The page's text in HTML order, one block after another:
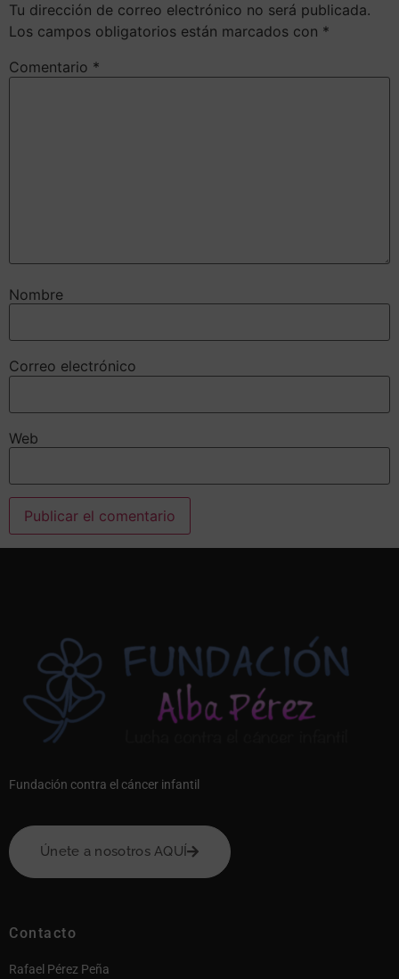
Tu dirección de correo electrónico no será publicada.
Los campos obligatorios están marcados con *
Comentario *
Nombre
Correo electrónico
Web
Fundación contra el cáncer infantil
Únete a nosotros AQUÍ
Contacto
Rafael Pérez Peña